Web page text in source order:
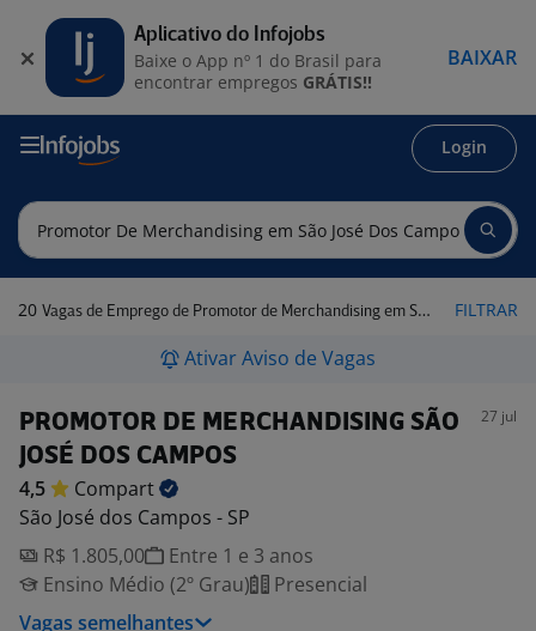
Login
20 Vagas de Emprego de Promotor de Merchandising em São José dos Campos - SP FILTRAR
Ativar Aviso de Vagas
PROMOTOR DE MERCHANDISING SÃO
JOSÉ DOS CAMPOS
27 jul
4,5
Compart
São José dos Campos - SP
R$ 1.805,00
Entre 1 e 3 anos
Ensino Médio (2º Grau)
Presencial
Vagas semelhantes
Aplicativo do Infojobs
Baixe o App nº 1 do Brasil para
encontrar empregos GRÁTIS!!
BAIXAR